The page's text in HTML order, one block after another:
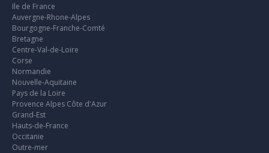
Ile de France
Auvergne-Rhone-Alpes
Bourgogne-Franche-Comté
Bretagne
Centre-Val-de-Loire
Corse
Normandie
Nouvelle-Aquitaine
Pays de la Loire
Provence Alpes Côte d'Azur
Grand-Est
Hauts-de-France
Occitanie
Outre-mer